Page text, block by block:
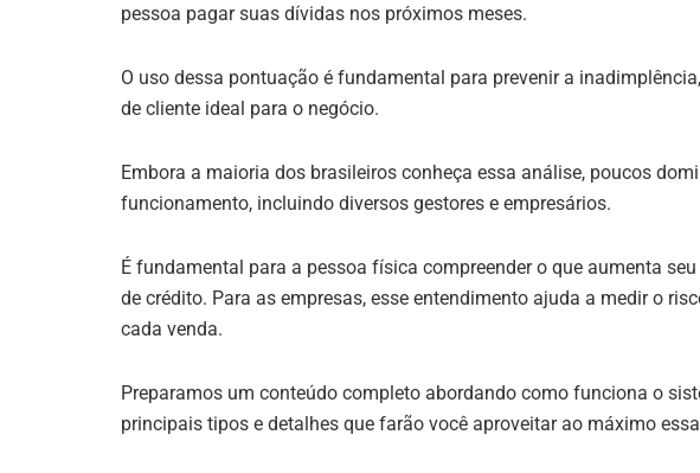
pessoa pagar suas dívidas nos próximos meses.
O uso dessa pontuação é fundamental para prevenir a
de cliente ideal para o negócio.
Embora a maioria dos brasileiros conheça essa análise, poucos
funcionamento, incluindo diversos gestores e empresários.
É fundamental para a pessoa física compreender o que aumenta
de crédito. Para as empresas, esse entendimento ajuda a medir o
cada venda.
Preparamos um conteúdo completo abordando como funciona o
principais tipos e detalhes que farão você aproveitar ao máximo